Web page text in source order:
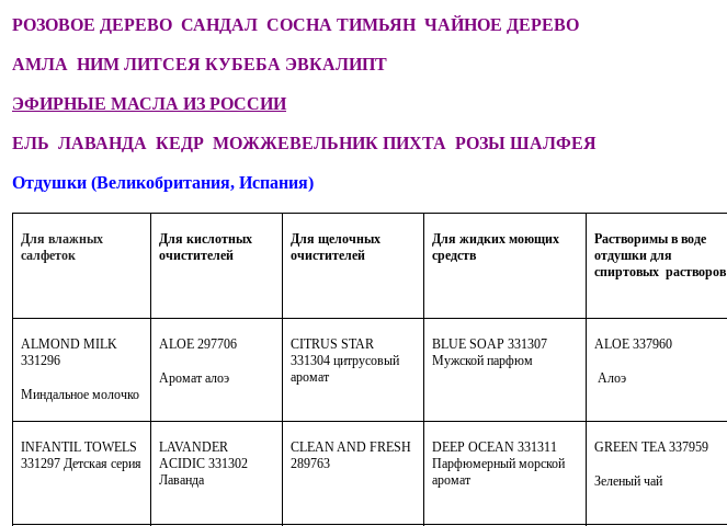
РОЗОВОЕ ДЕРЕВО САНДАЛ СОСНА ТИМЬЯН ЧАЙНОЕ ДЕРЕВО
АМЛА НИМ ЛИТСЕЯ КУБЕБА ЭВКАЛИПТ
ЭФИРНЫЕ МАСЛА ИЗ РОССИИ
ЕЛЬ ЛАВАНДА КЕДР МОЖЖЕВЕЛЬНИК ПИХТА РОЗЫ ШАЛФЕЯ
Отдушки (Великобритания, Испания)
Для влажных
салфеток
Для кислотных
очистителей
Для щелочных
очистителей
Для жидких моющих
средств
Растворимы в воде
отдушки для
спиртовых растворов
ALMOND MILK
331296
Миндальное молочко
ALOE 297706
Аромат алоэ
CITRUS STAR
331304 цитрусовый
аромат
BLUE SOAP 331307
Мужской парфюм
ALOE 337960
Алоэ
INFANTIL TOWELS
331297 Детская серия
LAVANDER
ACIDIC 331302
Лаванда
CLEAN AND FRESH
289763
DEEP OCEAN 331311
Парфюмерный морской
аромат
GREEN TEA 337959
Зеленый чай